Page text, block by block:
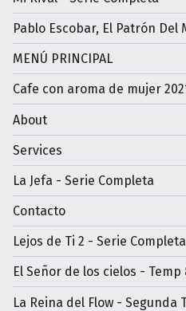
Pablo Escobar, El Patrón Del
MENÚ PRINCIPAL
Cafe con aroma de mujer
About
Services
La Jefa - Serie Completa
Contacto
Lejos de Ti 2 - Serie Completa
El Señor de los cielos -
La Reina del Flow - Segunda